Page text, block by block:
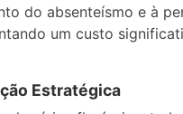
do absenteísmo e à
um custo
Estratégica